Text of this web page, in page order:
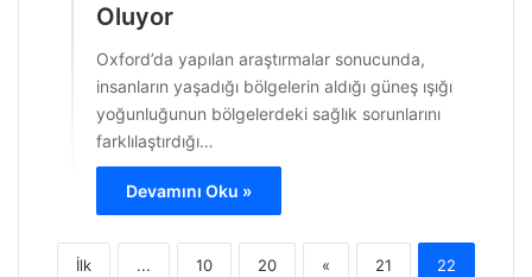
Oluyor
Oxford’da yapılan araştırmalar sonucunda,
insanların yaşadığı bölgelerin aldığı güneş ışığı
yoğunluğunun bölgelerdeki sağlık sorunlarını
farklılaştırdığı…
Devamını Oku »
İlk ... 10 20 « 21 22